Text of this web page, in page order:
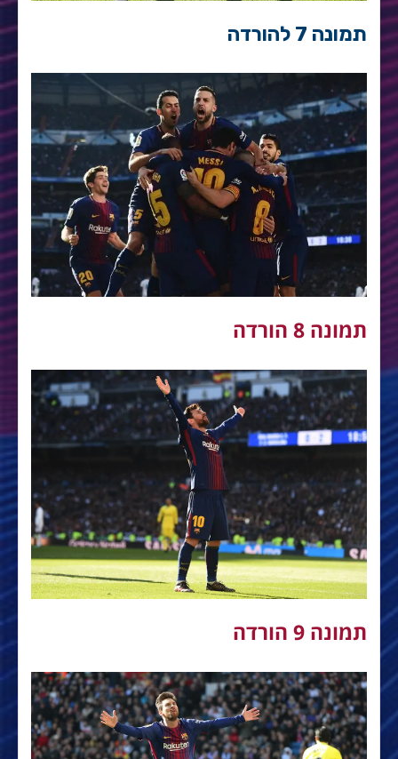
תמונה 7 להורדה
תמונה 8 הורדה
תמונה 9 הורדה